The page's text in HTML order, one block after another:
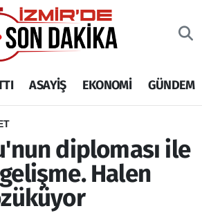
ASAYİŞ EKONOMİ GÜNDEM
diploması ile
Halen
Eczaneler
Haritası
ve Fikstür